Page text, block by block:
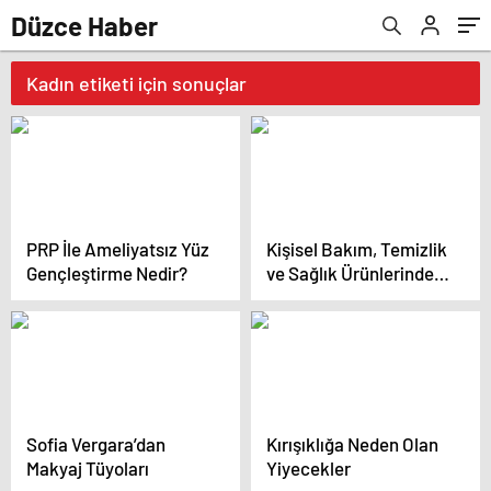
Düzce Haber
Kadın etiketi için sonuçlar
PRP İle Ameliyatsız Yüz
Gençleştirme Nedir?
Kişisel Bakım, Temizlik
ve Sağlık Ürünlerinde
%40’a Varan İndirim
Sofia Vergara’dan
Makyaj Tüyoları
Kırışıklığa Neden Olan
Yiyecekler